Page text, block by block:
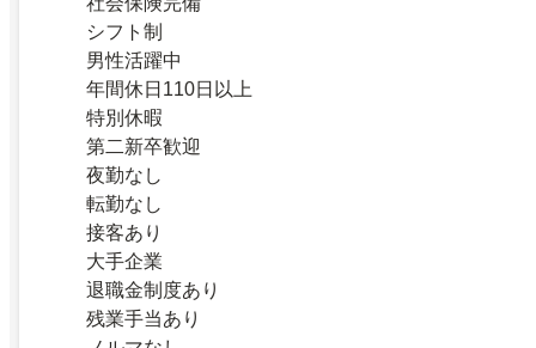
シフト制
男性活躍中
年間休日110日以上
特別休暇
第二新卒歓迎
夜勤なし
転勤なし
接客あり
大手企業
退職金制度あり
残業手当あり